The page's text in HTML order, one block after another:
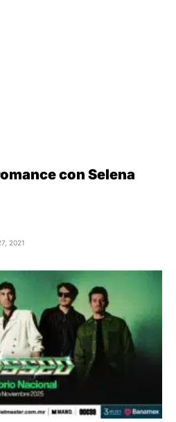
con Selena
2021